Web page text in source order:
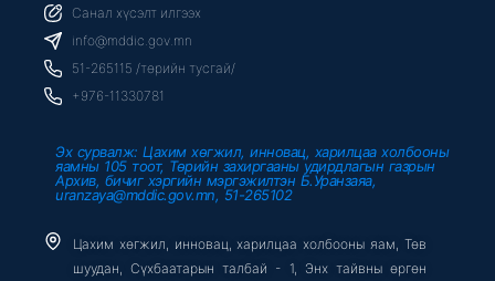
b
o
o
k
f
t
e
r
u
b
e
Санал хүсэлт илгээх
info@mddic.gov.mn
51-265115 /төрийн тусгай/
+976-11330781
Эх сурвалж: Цахим хөгжил, инновац, харилцаа холбооны
яамны 105 тоот, Төрийн захиргааны удирдлагын газрын
Архив, бичиг хэргийн мэргэжилтэн Б.Уранзаяа,
uranzaya@mddic.gov.mn, 51-265102
Цахим хөгжил, инновац, харилцаа холбооны яам, Төв
шуудан, Сүхбаатарын талбай - 1, Энх тайвны өргөн